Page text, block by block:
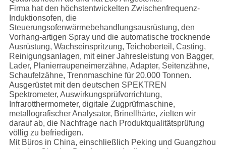
ÜBER
UNS
FABRIK-
AUSFLUG
QUALITÄTSKONTROLLE
Firma hat den höchstentwickelten Zwischenfrequenz-
Induktionsofen, die
Steuerungsofenwärmebehandlungsausrüstung, den
Vorhang-artigen Spray und die automatische trocknende
Ausrüstung, Wachseinspritzung, Teichoberteil, Casting,
Reinigungsanlagen, mit einer Jahresleistung von Bagger,
Lader, Planierraupeneimerzähne, Adapter, Seitenzähne,
Schaufelzähne, Trennmaschine für 20.000 Tonnen.
Ausgerüstet mit den deutschen SPEKTREN
Spektrometer, Auswirkungsprüfvorrichtung,
Infrarotthermometer, digitale Zugprüfmaschine,
metallografischer Analysator, Brinellhärte, zielten wir
darauf ab, die Nachfrage nach Produktqualitätsprüfung
völlig zu befriedigen.
Mit Büros in China, einschließlich Peking und Guangzhou